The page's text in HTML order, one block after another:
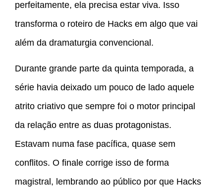
perfeitamente, ela precisa estar viva. Isso
transforma o roteiro de Hacks em algo que vai
além da dramaturgia convencional.
Durante grande parte da quinta temporada, a
série havia deixado um pouco de lado aquele
atrito criativo que sempre foi o motor principal
da relação entre as duas protagonistas.
Estavam numa fase pacífica, quase sem
conflitos. O finale corrige isso de forma
magistral, lembrando ao público por que Hacks